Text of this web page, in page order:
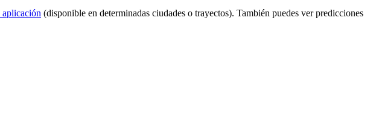
aplicación (disponible en determinadas ciudades o trayectos). También puedes ver predicciones